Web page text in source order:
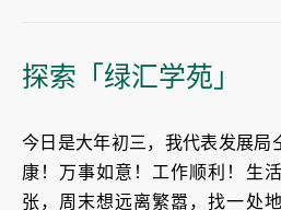
探索「绿汇学苑」
今日是大年初三，我代表发展局
康！万事如意！工作顺利！生
张，周末想远离繁嚣，找一处